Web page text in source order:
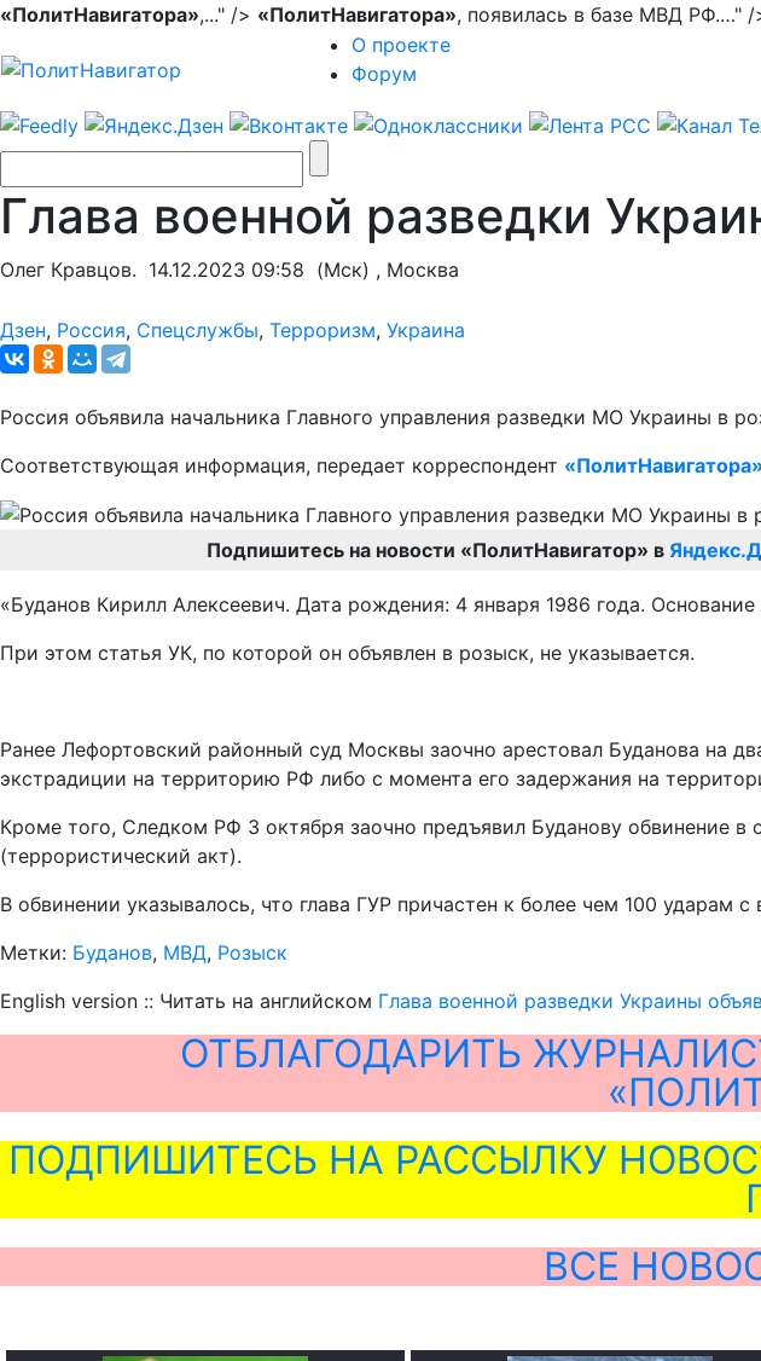
«ПолитНавигатора»,..." /> «ПолитНавигатора», появилась в базе МВД РФ.…" /
О проекте
Форум
Глава военной разведки
Олег Кравцов. 14.12.2023 09:58 (Мск) , Москва
Дзен, Россия, Спецслужбы, Терроризм, Украина
Россия объявила начальника Главного управления разведки МО Украины в
Соответствующая информация, передает корреспондент «ПолитНавигатора»
Подпишитесь на новости «ПолитНавигатор» в
«Буданов Кирилл Алексеевич. Дата рождения: 4 января 1986 года.
При этом статья УК, по которой он объявлен в розыск, не указывается.
Ранее Лефортовский районный суд Москвы заочно арестовал Буданова на
экстрадиции на территорию РФ либо с момента его задержания на
Кроме того, Следком РФ 3 октября заочно предъявил Буданову обвинение
(террористический акт).
В обвинении указывалось, что глава ГУР причастен к более чем 100 ударам
Метки: Буданов, МВД, Розыск
English version :: Читать на английском Глава военной разведки Украины
ОТБЛАГОДАРИТЬ
ПОДПИШИТЕСЬ НА РАССЫЛКУ
ВСЕ